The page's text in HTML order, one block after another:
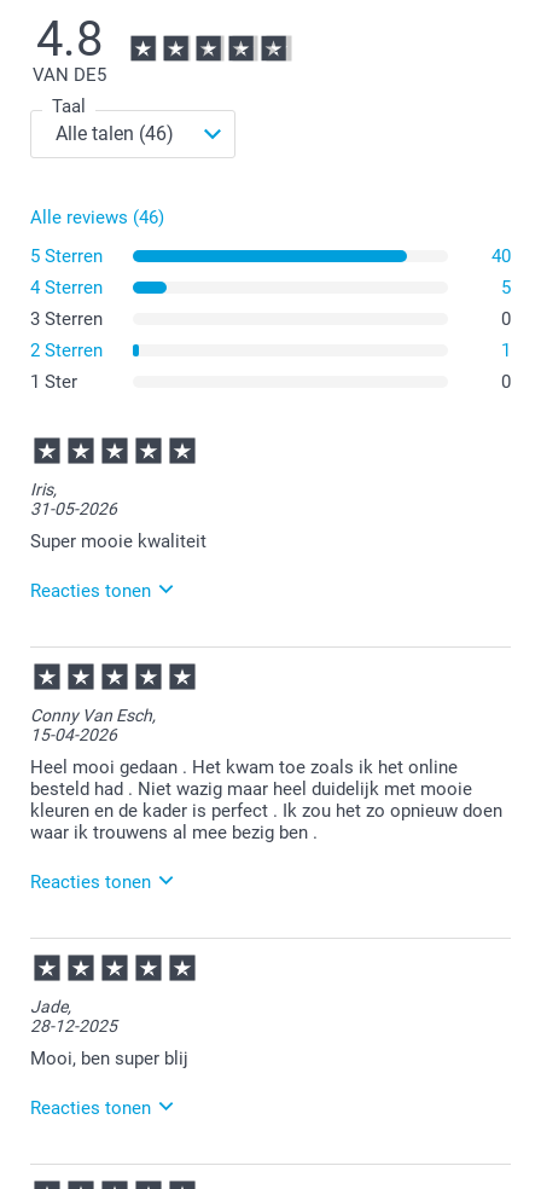
4.8
VAN DE5
Taal
Alle reviews (46)
5 Sterren
40
4 Sterren
5
3 Sterren
0
2 Sterren
1
1 Ster
0
Iris,
31-05-2026
Super mooie kwaliteit
Reacties tonen
01-06-2026
13:20
Bedankt voor je bericht.
Heel veel plezier van je bestelling!
Conny Van Esch,
15-04-2026
Heel mooi gedaan . Het kwam toe zoals ik het online
besteld had . Niet wazig maar heel duidelijk met mooie
kleuren en de kader is perfect . Ik zou het zo opnieuw doen
waar ik trouwens al mee bezig ben .
Reacties tonen
16-04-2026
09:27
Bedankt voor je bericht.
Dat is heel goed om te lezen.
Jade,
28-12-2025
Mooi, ben super blij
Reacties tonen
30-12-2025